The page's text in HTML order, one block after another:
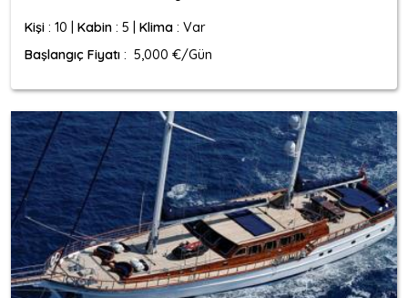
Kişi : 10 | Kabin : 5 | Klima : Var
Başlangıç Fiyatı : 5,000 €/Gün